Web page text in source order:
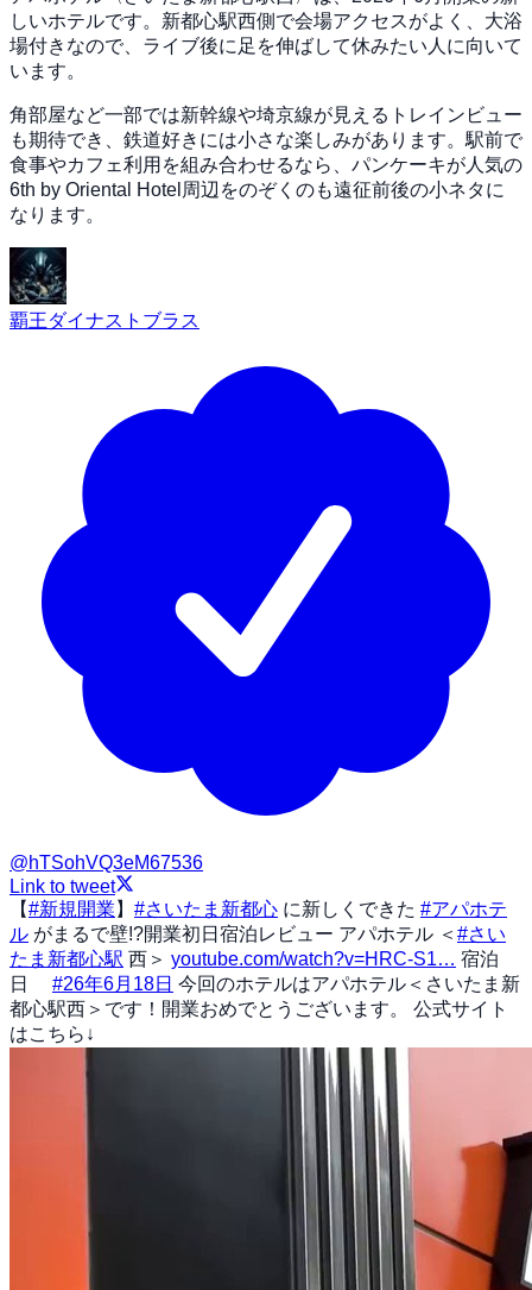
しいホテルです。新都心駅西側で会場アクセスがよく、大浴
場付きなので、ライブ後に足を伸ばして休みたい人に向いて
います。
角部屋など一部では新幹線や埼京線が見えるトレインビュー
も期待でき、鉄道好きには小さな楽しみがあります。駅前で
食事やカフェ利用を組み合わせるなら、パンケーキが人気の
6th by Oriental Hotel周辺をのぞくのも遠征前後の小ネタに
なります。
覇王ダイナストブラス
@hTSohVQ3eM67536
Link to tweet
【#新規開業 】 #さいたま新都心 に新しくできた #アパホテ
ル がまるで壁!?開業初日宿泊レビュー アパホテル ＜ #さい
たま新都心駅 西＞ youtube.com/watch?v=HRC-S1… 宿泊
日 #26年6月18日 今回のホテルはアパホテル＜さいたま新
都心駅西＞です！開業おめでとうございます。 公式サイト
はこちら↓